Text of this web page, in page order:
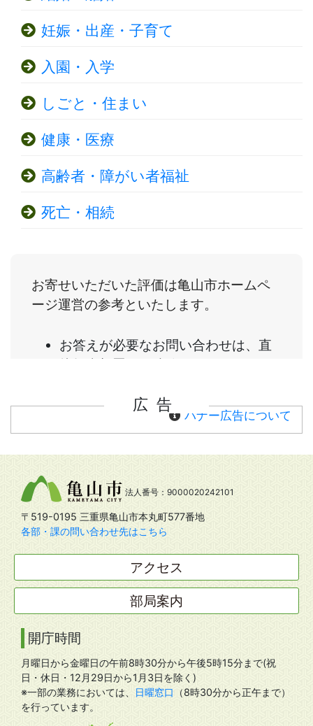
妊娠・出産・子育て
入園・入学
しごと・住まい
健康・医療
高齢者・障がい者福祉
死亡・相続
広告
バナー広告について
法人番号：9000020242101
〒519-0195 三重県亀山市本丸町577番地
各部・課の問い合わせ先はこちら
アクセス
部局案内
開庁時間
月曜日から金曜日の午前8時30分から午後5時15分まで(祝
日・休日・12月29日から1月3日を除く)
※一部の業務においては、
日曜窓口
（8時30分から正午まで）
を行っています。